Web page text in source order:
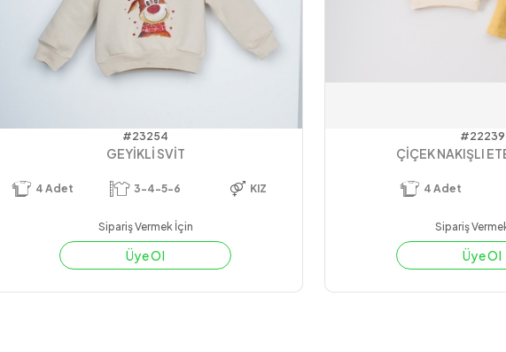
#23254
GEYİKLİ SVİT
4 Adet 3-4-5-6 KIZ
Sipariş Vermek İçin
Üye Ol
#22239
ÇİÇEK NAKIŞLI
4 Adet
Sipariş
Üye Ol